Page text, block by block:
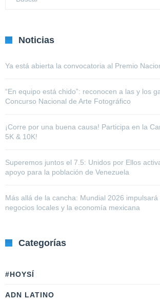
Noticias
Ya está abierta la convocatoria al Premio
“En equipo está chido”: reconocen a las y los
Concurso Nacional de Arte Fotográfico
¡Corre por una buena causa! Participa en la
5K & 10K!
Superemos juntos el 7.5: Unidos por Ellos
apoyo para la población de Venezuela
Más allá de la cancha: Mundial 2026
negocios locales y la economía mexicana
Categorías
#HOYSÍ
ADN LATINO